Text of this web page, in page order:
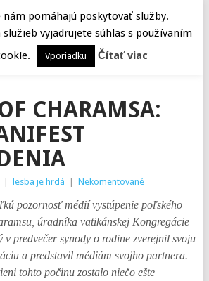
CHARAMSA:
lesba je hrdá Nekomentované
pozornosť médií vystúpenie poľského
úradníka vatikánskej Kongregácie
v predvečer synody o rodine zverejnil svoju
a predstavil médiám svojho partnera.
tohto počinu zostalo niečo ešte
nám pomáhajú poskytovať služby.
vyjadrujete súhlas s používaním
Vporiadku Čítať viac